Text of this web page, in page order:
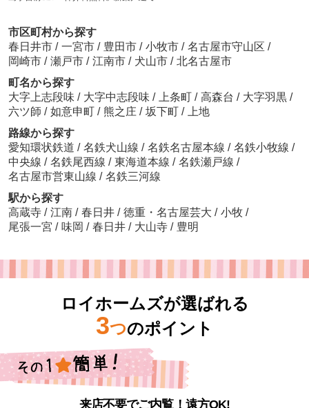
市区町村から探す
春日井市 / 一宮市 / 豊田市 / 小牧市 / 名古屋市守山区 /
岡崎市 / 瀬戸市 / 江南市 / 犬山市 / 北名古屋市
町名から探す
大字上志段味 / 大字中志段味 / 上条町 / 高森台 / 大字羽黒 /
六ツ師 / 如意申町 / 熊之庄 / 坂下町 /
上地
路線から探す
愛知環状鉄道 / 名鉄犬山線 / 名鉄名古屋本線 / 名鉄小牧線 /
中央線 / 名鉄尾西線 / 東海道本線 / 名鉄瀬戸線 /
名古屋市営東山線 / 名鉄三河線
駅から探す
高蔵寺 / 江南 / 春日井 / 徳重・名古屋芸大 / 小牧 /
尾張一宮 / 味岡 / 春日井 / 大山寺 / 豊明
ロイホームズが選ばれる
3つのポイント
来店不要でご内覧！遠方OK!